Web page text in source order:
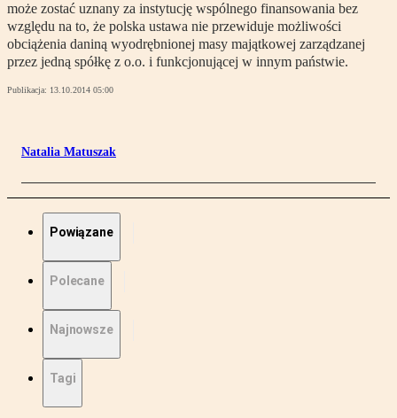
może zostać uznany za instytucję wspólnego finansowania bez
względu na to, że polska ustawa nie przewiduje możliwości
obciążenia daniną wyodrębnionej masy majątkowej zarządzanej
przez jedną spółkę z o.o. i funkcjonującej w innym państwie.
Publikacja: 13.10.2014 05:00
Natalia Matuszak
Powiązane
Polecane
Najnowsze
Tagi